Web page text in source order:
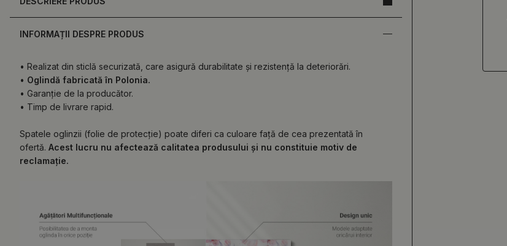
INFORMAȚII DESPRE PRODUS
• Realizat din sticlă securizată, care asigură durabilitate și rezistență la deteriorări.
• Oglindă fabricată în Polonia.
• Garanție de la producător.
• Timp de livrare rapid.
Spatele oglinzii (folie de protecție) poate diferi ca culoare față de cea prezentată în
ofertă. Acest lucru nu afectează calitatea produsului și nu constituie motiv de
reclamație.